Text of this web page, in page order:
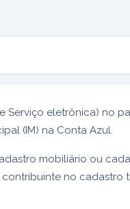
Serviço eletrônica) no
(IM) na Conta Azul.
mobiliário ou
no cadastro